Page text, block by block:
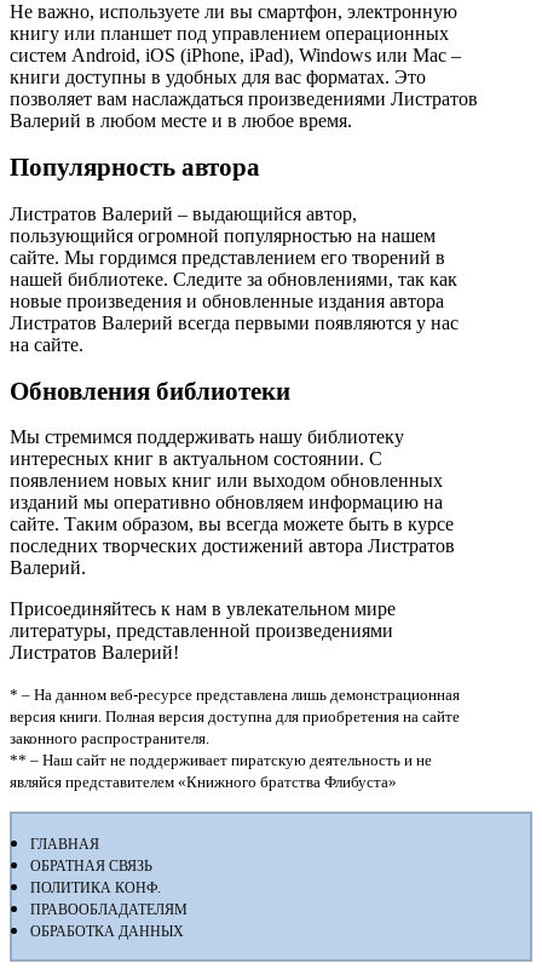
Не важно, используете ли вы смартфон, электронную
книгу или планшет под управлением операционных
систем Android, iOS (iPhone, iPad), Windows или Mac –
книги доступны в удобных для вас форматах. Это
позволяет вам наслаждаться произведениями Листратов
Валерий в любом месте и в любое время.
Популярность автора
Листратов Валерий – выдающийся автор,
пользующийся огромной популярностью на нашем
сайте. Мы гордимся представлением его творений в
нашей библиотеке. Следите за обновлениями, так как
новые произведения и обновленные издания автора
Листратов Валерий всегда первыми появляются у нас
на сайте.
Обновления библиотеки
Мы стремимся поддерживать нашу библиотеку
интересных книг в актуальном состоянии. С
появлением новых книг или выходом обновленных
изданий мы оперативно обновляем информацию на
сайте. Таким образом, вы всегда можете быть в курсе
последних творческих достижений автора Листратов
Валерий.
Присоединяйтесь к нам в увлекательном мире
литературы, представленной произведениями
Листратов Валерий!
* – На данном веб-ресурсе представлена лишь демонстрационная
версия книги. Полная версия доступна для приобретения на сайте
законного распространителя.
** – Наш сайт не поддерживает пиратскую деятельность и не
являйся представителем «Книжного братства Флибуста»
ГЛАВНАЯ
ОБРАТНАЯ СВЯЗЬ
ПОЛИТИКА КОНФ.
ПРАВООБЛАДАТЕЛЯМ
ОБРАБОТКА ДАННЫХ